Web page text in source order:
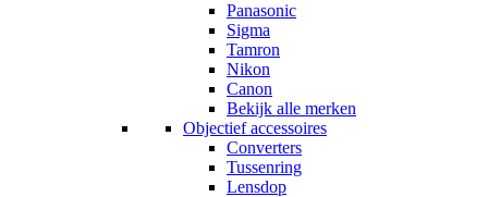
Panasonic
Sigma
Tamron
Nikon
Canon
Bekijk alle merken
Objectief accessoires
Converters
Tussenring
Lensdop